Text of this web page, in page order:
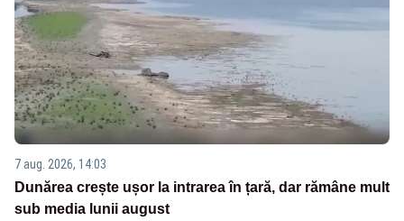
7 aug. 2026, 14:03
Dunărea crește ușor la intrarea în țară, dar rămâne mult
sub media lunii august